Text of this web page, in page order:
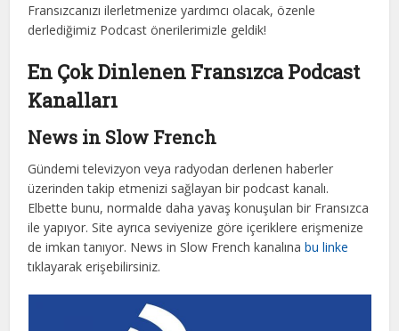
Fransızcanızı ilerletmenize yardımcı olacak, özenle
derlediğimiz Podcast önerilerimizle geldik!
En Çok Dinlenen Fransızca Podcast
Kanalları
News in Slow French
Gündemi televizyon veya radyodan derlenen haberler
üzerinden takip etmenizi sağlayan bir podcast kanalı.
Elbette bunu, normalde daha yavaş konuşulan bir Fransızca
ile yapıyor. Site ayrıca seviyenize göre içeriklere erişmenize
de imkan tanıyor. News in Slow French kanalınabu linke
tıklayarak erişebilirsiniz.